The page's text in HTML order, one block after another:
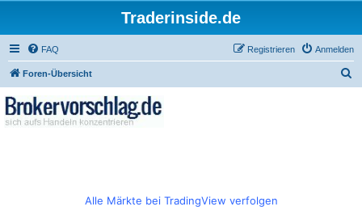
Traderinside.de
FAQ Anmelden
Registrieren
Foren-Übersicht
Alle Märkte bei TradingView verfolgen